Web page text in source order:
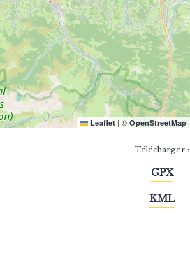
Leaflet | © OpenStreetMap
Télécharger :
GPX
KML